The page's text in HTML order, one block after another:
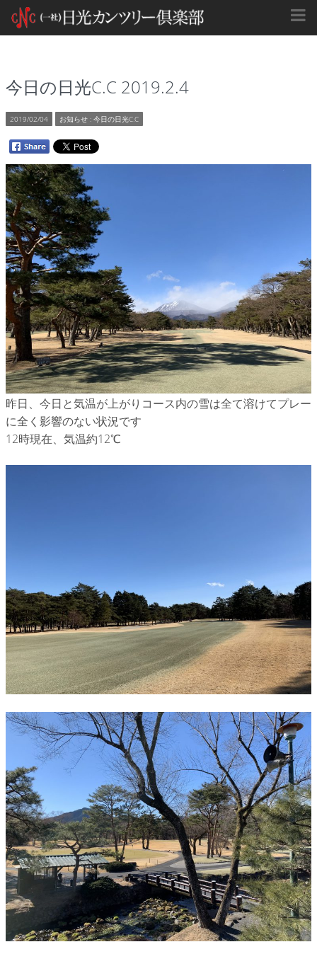
今日の日光C.C 2019.2.4
2019/02/04 お知らせ : 今日の日光C.C
昨日、今日と気温が上がりコース内の雪は全て溶けてプレー
に全く影響のない状況です
12時現在、気温約12℃